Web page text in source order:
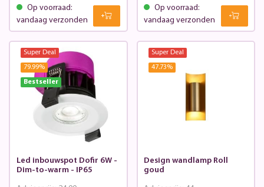
Op voorraad:
vandaag verzonden
Op voorraad:
vandaag verzonden
Super Deal
79.99%
Bestseller
Led inbouwspot Dofir 6W -
Dim-to-warm - IP65
Super Deal
47.73%
Design wandlamp Roll
goud